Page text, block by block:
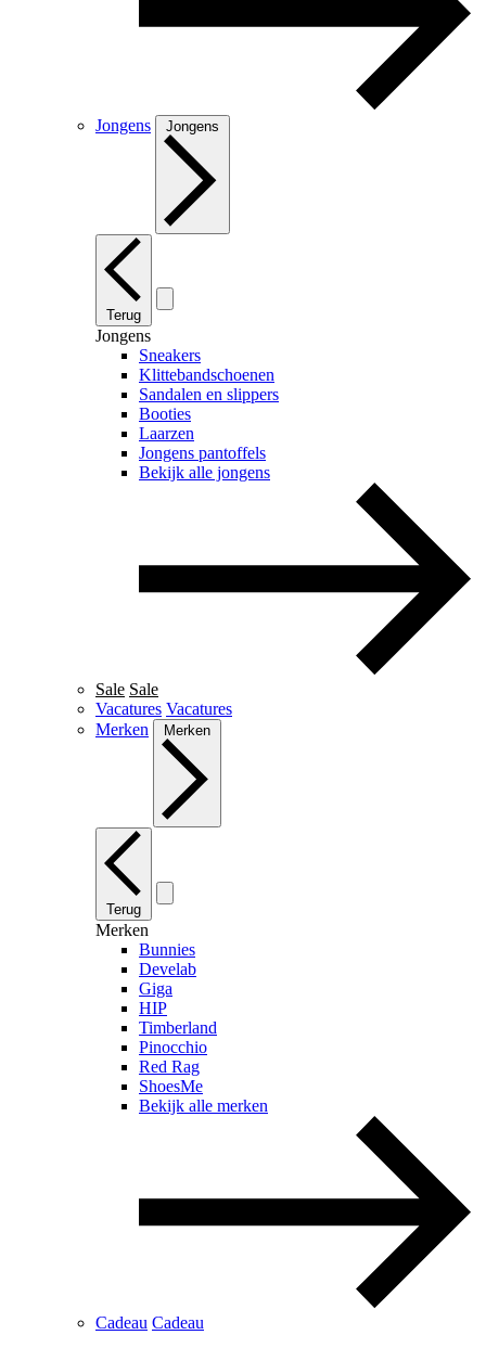
Jongens Jongens
Terug
Jongens
Sneakers
Klittebandschoenen
Sandalen en slippers
Booties
Laarzen
Jongens pantoffels
Bekijk alle jongens
Sale Sale
Vacatures Vacatures
Merken
Merken
Terug
Merken
Bunnies
Develab
Giga
HIP
Timberland
Pinocchio
Red Rag
ShoesMe
Bekijk alle merken
Cadeau Cadeau